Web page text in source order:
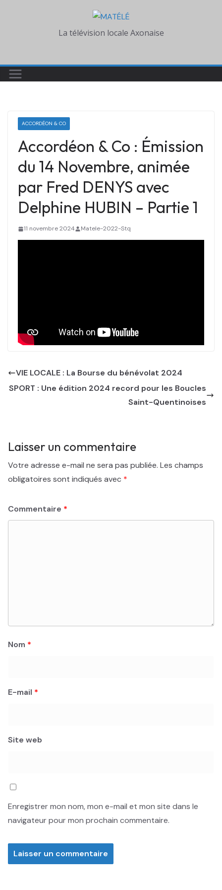
La télévision locale Axonaise
ACCORDÉON & CO
Accordéon & Co : Émission
du 14 Novembre, animée
par Fred DENYS avec
Delphine HUBIN – Partie 1
11 novembre 2024 Matele-2022-Stq
VIE LOCALE : La Bourse du bénévolat 2024
SPORT : Une édition 2024 record pour les Boucles
Saint-Quentinoises
Laisser un commentaire
Votre adresse e-mail ne sera pas publiée. Les champs
obligatoires sont indiqués avec *
Commentaire *
Nom *
E-mail *
Site web
Enregistrer mon nom, mon e-mail et mon site dans le
navigateur pour mon prochain commentaire.